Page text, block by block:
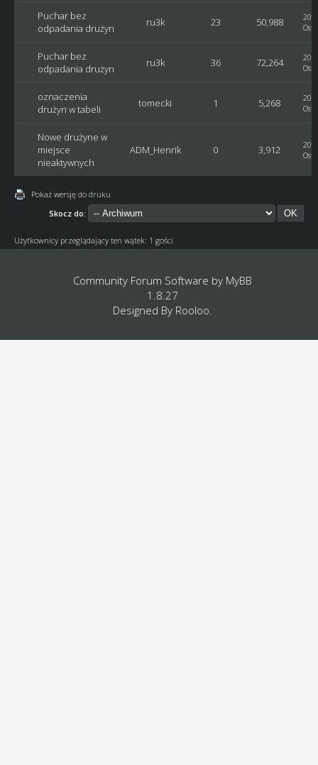
Puchar bez
odpadania drużyn
ru3k 23 50,988
Puchar bez
odpadania drużyn
ru3k 36 72,264
oznaczenia
drużyn w tabeli
tomecki 1 5,268
Nowe drużyne w
miejsce
nieaktywnych
ADM_Henrik 0 3,912
Pokaż wersję do druku
Skocz do:
Użytkownicy przeglądający ten wątek: 1 gości
Community Forum Software by MyBB
1.8.27
Designed By Rooloo.